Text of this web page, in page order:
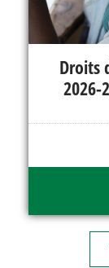
Droits
2026-